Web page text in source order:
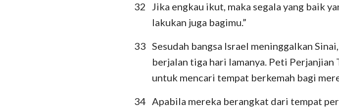
32 Jika engkau ikut, maka segala yang baik
lakukan juga bagimu.”
33 Sesudah bangsa Israel meninggalkan
berjalan tiga hari lamanya. Peti
untuk mencari tempat berkemah bagi
34 Apabila mereka berangkat dari tempat